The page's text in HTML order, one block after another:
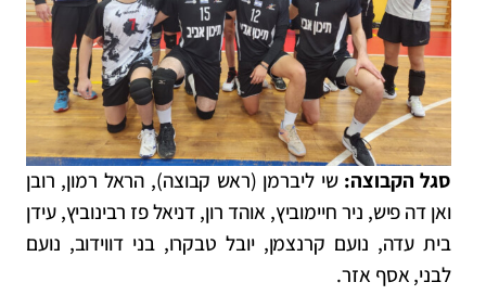
סגל הקבוצה: שי ליברמן (ראש קבוצה), הראל רמון, רובן
ואן דה פיש, ניר חיימוביץ, אוהד רון, דניאל פז רבינוביץ, עידן
בית עדה, נועם קרנצמן, יובל טבקרו, בני דווידוב, נועם
לבני, אסף אזר.